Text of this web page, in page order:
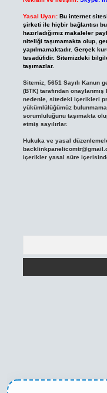
Yasal Uyarı: Bu internet
şirketi ile hiçbir bağlantısı
hazırladığımız makaleler
niteliği taşımamakta olup,
yapılmamaktadır. Gerçek
tesadüfidir. Sitemizdeki
taşımazlar.
Sitemiz, 5651 Sayılı Kanun
(BTK) tarafından
nedenle, sitedeki içerikleri
yükümlülüğümüz
sorumluluğunu taşımakta
etmiş sayılırlar.
Hukuka ve yasal
içerikler yasal süre